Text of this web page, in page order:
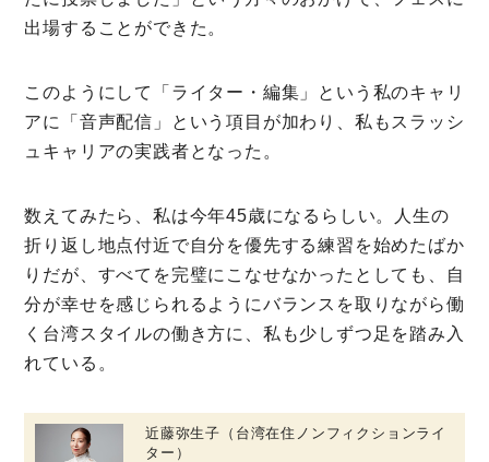
出場することができた。
このようにして「ライター・編集」という私のキャリ
アに「音声配信」という項目が加わり、私もスラッシ
ュキャリアの実践者となった。
数えてみたら、私は今年45歳になるらしい。人生の
折り返し地点付近で自分を優先する練習を始めたばか
りだが、すべてを完璧にこなせなかったとしても、自
分が幸せを感じられるようにバランスを取りながら働
く台湾スタイルの働き方に、私も少しずつ足を踏み入
れている。
近藤弥生子（台湾在住ノンフィクションライ
ター）